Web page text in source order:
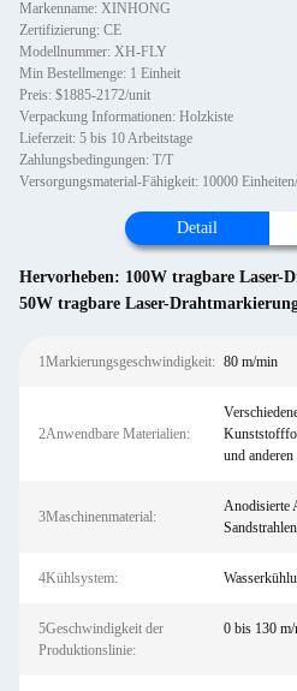
Markenname: XINHONG
Zertifizierung: CE
Modellnummer: XH-FLY
Min Bestellmenge: 1 Einheit
Preis: $1885-2172/unit
Verpackung Informationen: Holzkiste
Lieferzeit: 5 bis 10 Arbeitstage
Zahlungsbedingungen: T/T
Versorgungsmaterial-Fähigkeit: 10000
Detail
Hervorheben: 100W tragbare Laser-
50W tragbare Laser-
1Markierungsgeschwindigkeit: 80 m/min
2Anwendbare Materialien:
und
3Maschinenmaterial:
Anodisierte
Sandstrahlen
4Kühlsystem:
5Geschwindigkeit der
Produktionslinie:
0 bis 130